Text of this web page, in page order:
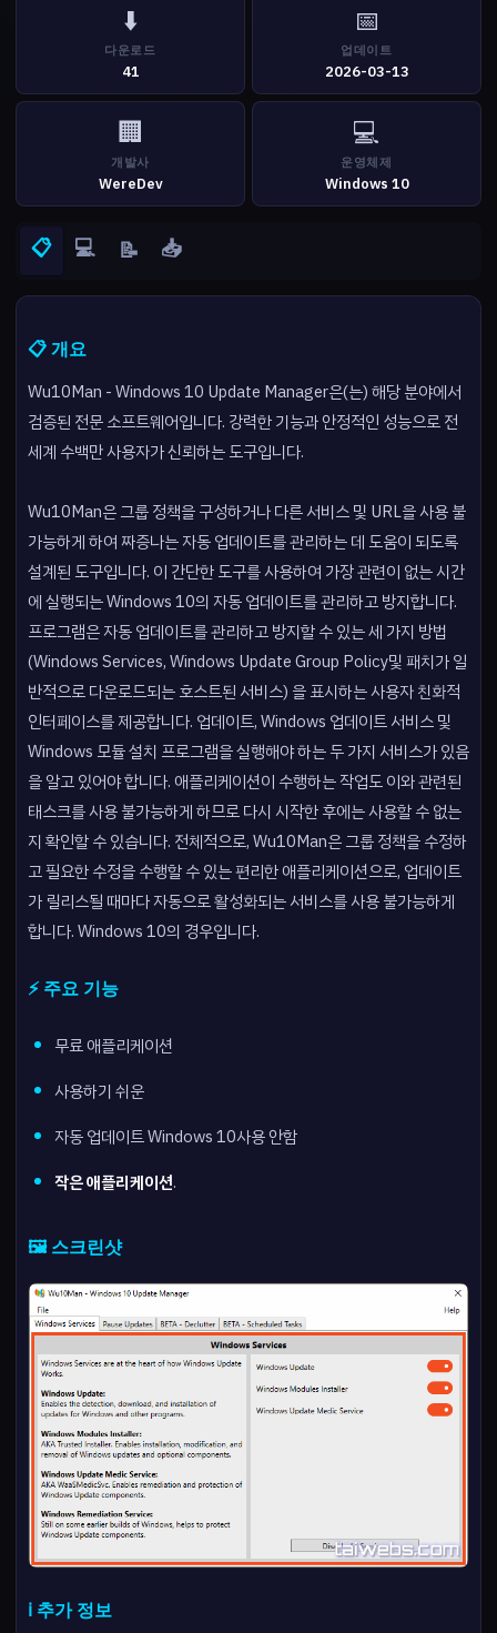
⬇️
다운로드
41
📅
업데이트
2026-03-13
🏢
개발사
WereDev
💻
운영체제
Windows 10
📋 💻 📝 📥
📋 개요
Wu10Man - Windows 10 Update Manager은(는) 해당 분야에서
검증된 전문 소프트웨어입니다. 강력한 기능과 안정적인 성능으로 전
세계 수백만 사용자가 신뢰하는 도구입니다.
Wu10Man은 그룹 정책을 구성하거나 다른 서비스 및 URL을 사용 불
가능하게 하여 짜증나는 자동 업데이트를 관리하는 데 도움이 되도록
설계된 도구입니다. 이 간단한 도구를 사용하여 가장 관련이 없는 시간
에 실행되는 Windows 10의 자동 업데이트를 관리하고 방지합니다.
프로그램은 자동 업데이트를 관리하고 방지할 수 있는 세 가지 방법
(Windows Services, Windows Update Group Policy및 패치가 일
반적으로 다운로드되는 호스트된 서비스) 을 표시하는 사용자 친화적
인터페이스를 제공합니다. 업데이트, Windows 업데이트 서비스 및
Windows 모듈 설치 프로그램을 실행해야 하는 두 가지 서비스가 있음
을 알고 있어야 합니다. 애플리케이션이 수행하는 작업도 이와 관련된
태스크를 사용 불가능하게 하므로 다시 시작한 후에는 사용할 수 없는
지 확인할 수 있습니다. 전체적으로, Wu10Man은 그룹 정책을 수정하
고 필요한 수정을 수행할 수 있는 편리한 애플리케이션으로, 업데이트
가 릴리스될 때마다 자동으로 활성화되는 서비스를 사용 불가능하게
합니다. Windows 10의 경우입니다.
⚡ 주요 기능
무료 애플리케이션
사용하기 쉬운
자동 업데이트 Windows 10사용 안함
작은 애플리케이션.
🖼️ 스크린샷
ℹ️ 추가 정보